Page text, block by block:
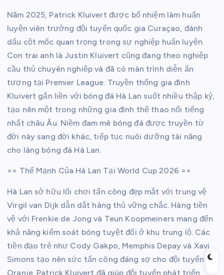
Năm 2025, Patrick Kluivert được bổ nhiệm làm huấn
luyện viên trưởng đội tuyển quốc gia Curaçao, đánh
dấu cột mốc quan trọng trong sự nghiệp huấn luyện.
Con trai anh là Justin Kluivert cũng đang theo nghiệp
cầu thủ chuyên nghiệp và đã có màn trình diễn ấn
tượng tại Premier League. Truyền thống gia đình
Kluivert gắn liền với bóng đá Hà Lan suốt nhiều thập kỷ,
tạo nên một trong những gia đình thể thao nổi tiếng
nhất châu Âu. Niềm đam mê bóng đá được truyền từ
đời này sang đời khác, tiếp tục nuôi dưỡng tài năng
cho làng bóng đá Hà Lan.
== Thế Mạnh Của Hà Lan Tại World Cup 2026 ==
Hà Lan sở hữu lối chơi tấn công đẹp mắt với trung vệ
Virgil van Dijk dẫn dắt hàng thủ vững chắc. Hàng tiền
vệ với Frenkie de Jong và Teun Koopmeiners mang đến
khả năng kiểm soát bóng tuyệt đối ở khu trung lộ. Các
tiền đạo trẻ như Cody Gakpo, Memphis Depay và Xavi
Simons tạo nên sức tấn công đáng sợ cho đội tuyển
Oranje. Patrick Kluivert đã giúp đội tuyển phát triển